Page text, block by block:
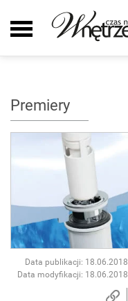
Premiery
Data publikacji: 18.06.2018
Data modyfikacji: 18.06.2018